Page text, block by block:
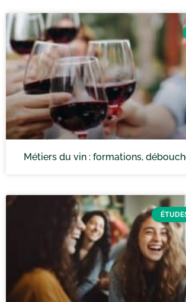
Métiers du vin : formations,